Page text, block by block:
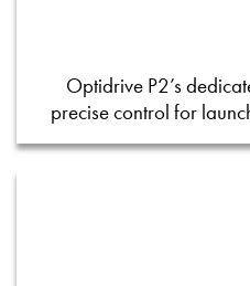
Optidrive P2’s
precise control for